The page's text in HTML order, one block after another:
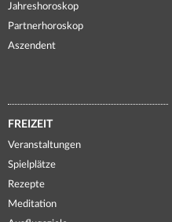
Jahreshoroskop
Partnerhoroskop
Aszendent
FREIZEIT
Veranstaltungen
Spielplätze
Rezepte
Meditation